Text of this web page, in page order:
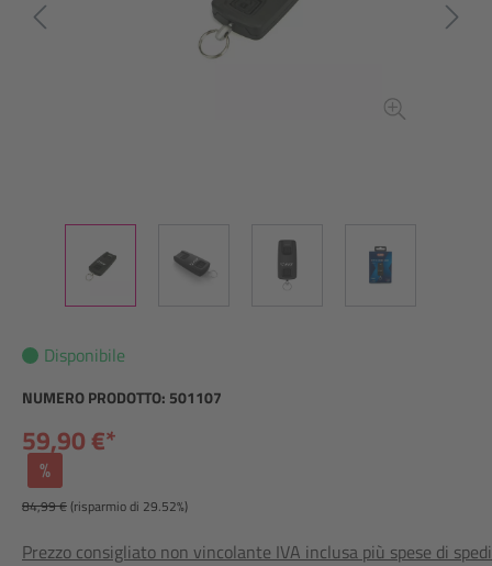
Disponibile
NUMERO PRODOTTO: 501107
59,90 €*
%
84,99 €(risparmio di 29.52%)
Prezzo consigliato non vincolante IVA inclusa più spese di